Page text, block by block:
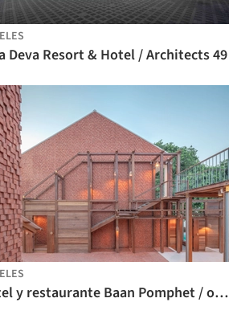
Deva Resort & Hotel / Architects 49
Hotel y restaurante Baan Pomphet / onion